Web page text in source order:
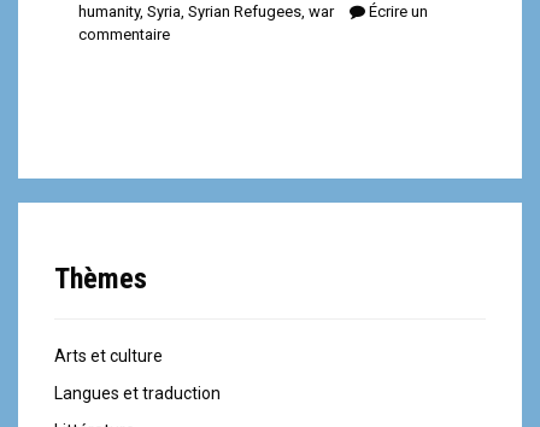
humanity, Syria Syrian Refugees war
Écrire un
commentaire
Thèmes
Arts et culture
Langues et traduction